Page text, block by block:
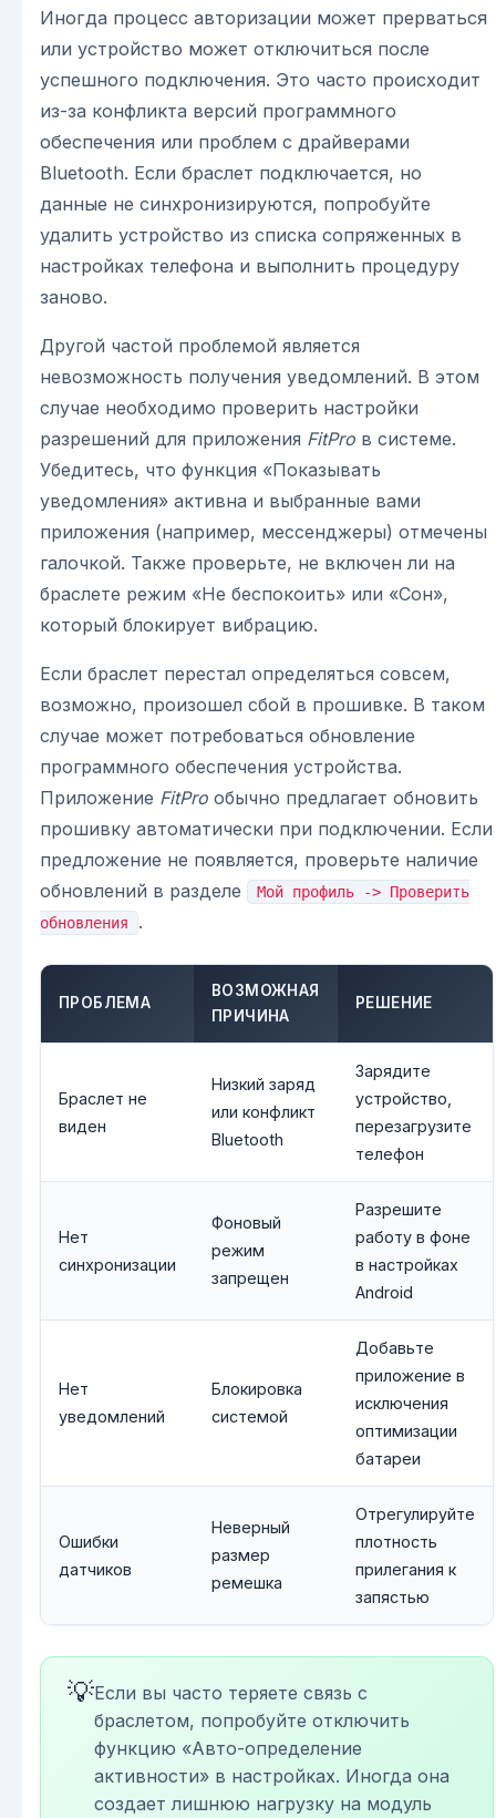
Иногда процесс авторизации может прерваться
или устройство может отключиться после
успешного подключения. Это часто происходит
из-за конфликта версий программного
обеспечения или проблем с драйверами
Bluetooth. Если браслет подключается, но
данные не синхронизируются, попробуйте
удалить устройство из списка сопряженных в
настройках телефона и выполнить процедуру
заново.
Другой частой проблемой является
невозможность получения уведомлений. В этом
случае необходимо проверить настройки
разрешений для приложения FitPro в системе.
Убедитесь, что функция «Показывать
уведомления» активна и выбранные вами
приложения (например, мессенджеры) отмечены
галочкой. Также проверьте, не включен ли на
браслете режим «Не беспокоить» или «Сон»,
который блокирует вибрацию.
Если браслет перестал определяться совсем,
возможно, произошел сбой в прошивке. В таком
случае может потребоваться обновление
программного обеспечения устройства.
Приложение FitPro обычно предлагает обновить
прошивку автоматически при подключении. Если
предложение не появляется, проверьте наличие
обновлений в разделе
Мой профиль -> Проверить
обновления
.
ПРОБЛЕМА
ВОЗМОЖНАЯ
ПРИЧИНА
РЕШЕНИЕ
Браслет не
виден
Низкий заряд
или конфликт
Bluetooth
Зарядите
устройство,
перезагрузите
телефон
Нет
синхронизации
Фоновый
режим
запрещен
Разрешите
работу в фоне
в настройках
Android
Нет
уведомлений
Блокировка
системой
Добавьте
приложение в
исключения
оптимизации
батареи
Ошибки
датчиков
Неверный
размер
ремешка
Отрегулируйте
плотность
прилегания к
запястью
💡Если вы часто теряете связь с
браслетом, попробуйте отключить
функцию «Авто-определение
активности» в настройках. Иногда она
создает лишнюю нагрузку на модуль